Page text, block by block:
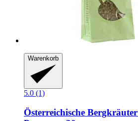
Warenkorb
5.0 (1)
Österreichische Bergkräuter